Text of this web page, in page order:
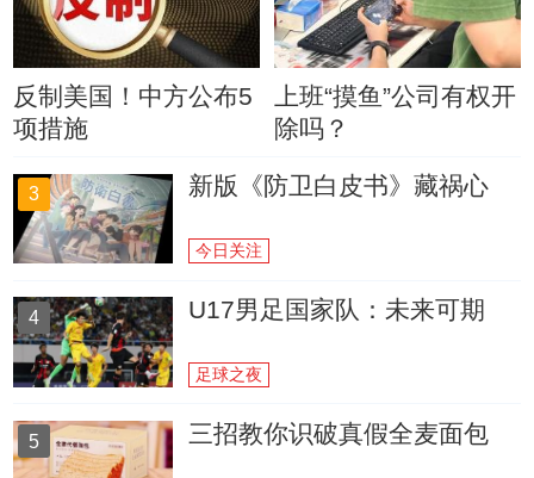
反制美国！中方公布5
项措施
上班“摸鱼”公司有权开
除吗？
3 新版《防卫白皮书》藏祸心
今日关注
4 U17男足国家队：未来可期
足球之夜
5 三招教你识破真假全麦面包